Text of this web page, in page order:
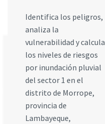
Identifica los peligros,
analiza la
vulnerabilidad y calcula
los niveles de riesgos
por inundación pluvial
del sector 1 en el
distrito de Morrope,
provincia de
Lambayeque,